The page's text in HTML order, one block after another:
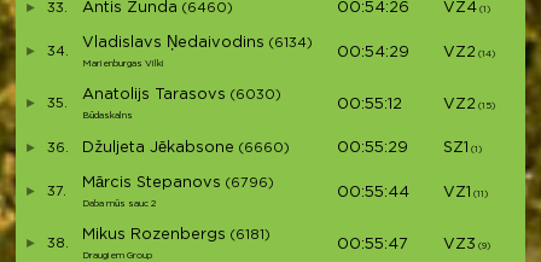
33. Antis Zunda (6460) 00:54:26 VZ4 (1)
34.
Vladislavs Ņedaivodins (6134)
Marienburgas Vilki
00:54:29 VZ2 (14)
35.
Anatolijs Tarasovs (6030)
Būdaskalns
00:55:12 VZ2 (15)
36. Džuljeta Jēkabsone (6660) 00:55:29 SZ1 (1)
37.
Mārcis Stepanovs (6796)
Daba mūs sauc 2
00:55:44 VZ1 (11)
38.
Mikus Rozenbergs (6181)
Draugiem Group
00:55:47 VZ3 (9)